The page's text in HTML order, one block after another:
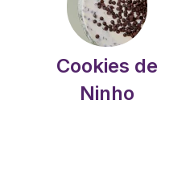
Cookies de
Ninho